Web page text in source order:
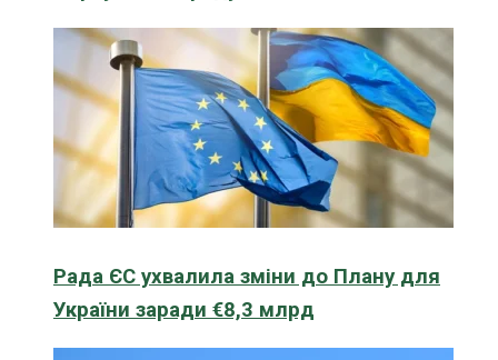
Рада ЄС ухвалила зміни до Плану для
України заради €8,3 млрд